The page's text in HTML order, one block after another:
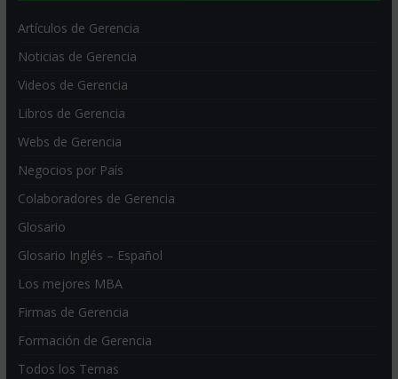
Artículos de Gerencia
Noticias de Gerencia
Videos de Gerencia
Libros de Gerencia
Webs de Gerencia
Negocios por País
Colaboradores de Gerencia
Glosario
Glosario Inglés – Español
Los mejores MBA
Firmas de Gerencia
Formación de Gerencia
Todos los Temas